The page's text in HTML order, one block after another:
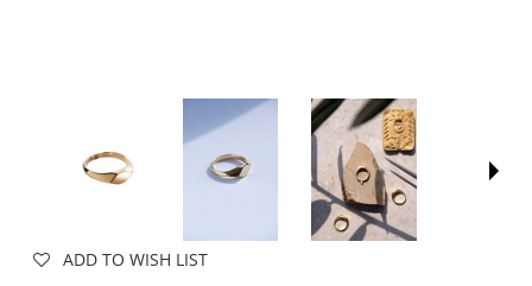
ADD TO WISH LIST